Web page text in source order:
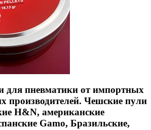
для пневматики от импортных
производителей. Чешские пули
H&N, американские
Gamo, Бразильские,